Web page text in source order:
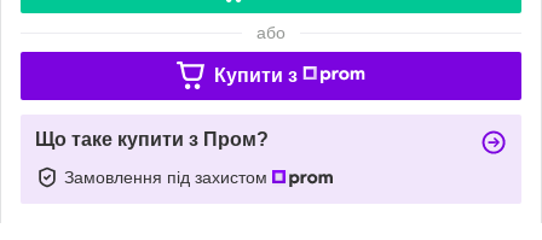
або
Купити з
Що таке купити з Пром?
Замовлення під захистом